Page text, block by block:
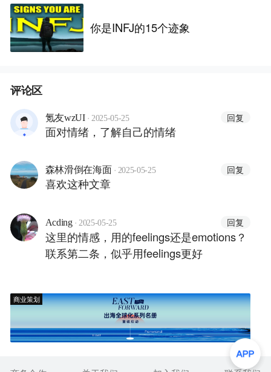
你是INFJ的15个迹象
评论区
氪友wzUI · 2025-05-25 回复
面对情绪，了解自己的情绪
森林滑倒在海面 · 2025-05-25 回复
喜欢这种文章
Acding · 2025-05-25 回复
这里的情感，用的feelings还是emotions？
联系第二条，似乎用feelings更好
商业策划